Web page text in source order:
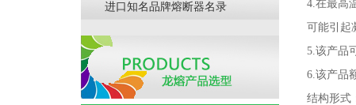
进口知名品牌熔断器名录
4.在最高
可能引起
5.该产品
6.该产品
结构形式